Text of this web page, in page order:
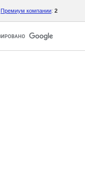
Премиум компании: 2